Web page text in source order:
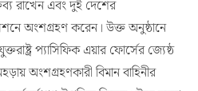
অংশগ্রহণ করেন। উক্ত অনুষ্ঠানে
প্যাসিফিক এয়ার ফোর্সের জ্যেষ্ঠ
অংশগ্রহণকারী বিমান বাহিনীর
কর্মকর্তাগণ উপস্থিত ছিলেন। উক্ত মহড়া